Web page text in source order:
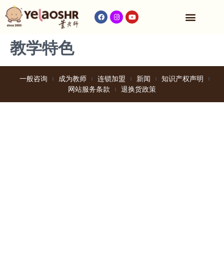
教学特色
一般咨询 成为教师 连锁加盟 新闻
知识产权声明
网站服务条款
退换货政策